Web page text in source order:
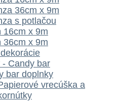
36cm x 9m
s potlačou
16cm x 9m
36cm x 9m
- Candy bar
bar doplnky
vrecúška a